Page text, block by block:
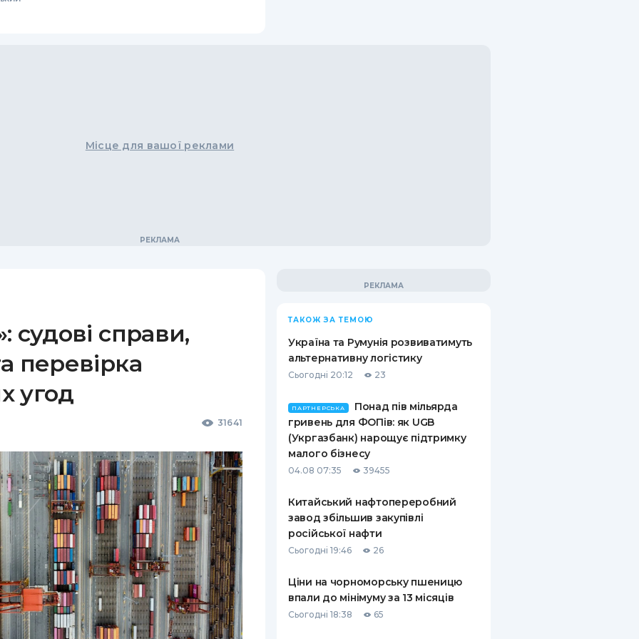
Місце для вашої реклами
справи,
перевірка
угод
31641
ТАКОЖ ЗА ТЕМОЮ
Україна та Румунія розвиватимуть
альтернативну логістику
Сьогодні 20:12 23
ПАРТНЕРСЬКА
Понад пів мільярда
гривень для ФОПів: як UGB
(Укргазбанк) нарощує підтримку
малого бізнесу
04.08 07:35 39455
Китайський нафтопереробний
завод збільшив закупівлі
російської нафти
Сьогодні 19:46 26
Ціни на чорноморську пшеницю
впали до мінімуму за 13 місяців
Сьогодні 18:38 65